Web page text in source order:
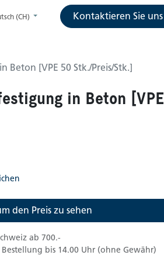
(CH) Kontaktieren Sie uns
Beton [VPE 50 Stk./Preis/Stk.]
in Beton [VPE
den Preis zu sehen
ab 700.-
bis 14.00 Uhr (ohne Gewähr)